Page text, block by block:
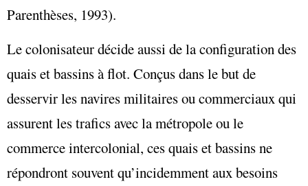
Parenthèses, 1993).
Le colonisateur décide aussi de la configuration des
quais et bassins à flot. Conçus dans le but de
desservir les navires militaires ou commerciaux qui
assurent les trafics avec la métropole ou le
commerce intercolonial, ces quais et bassins ne
répondront souvent qu’incidemment aux besoins